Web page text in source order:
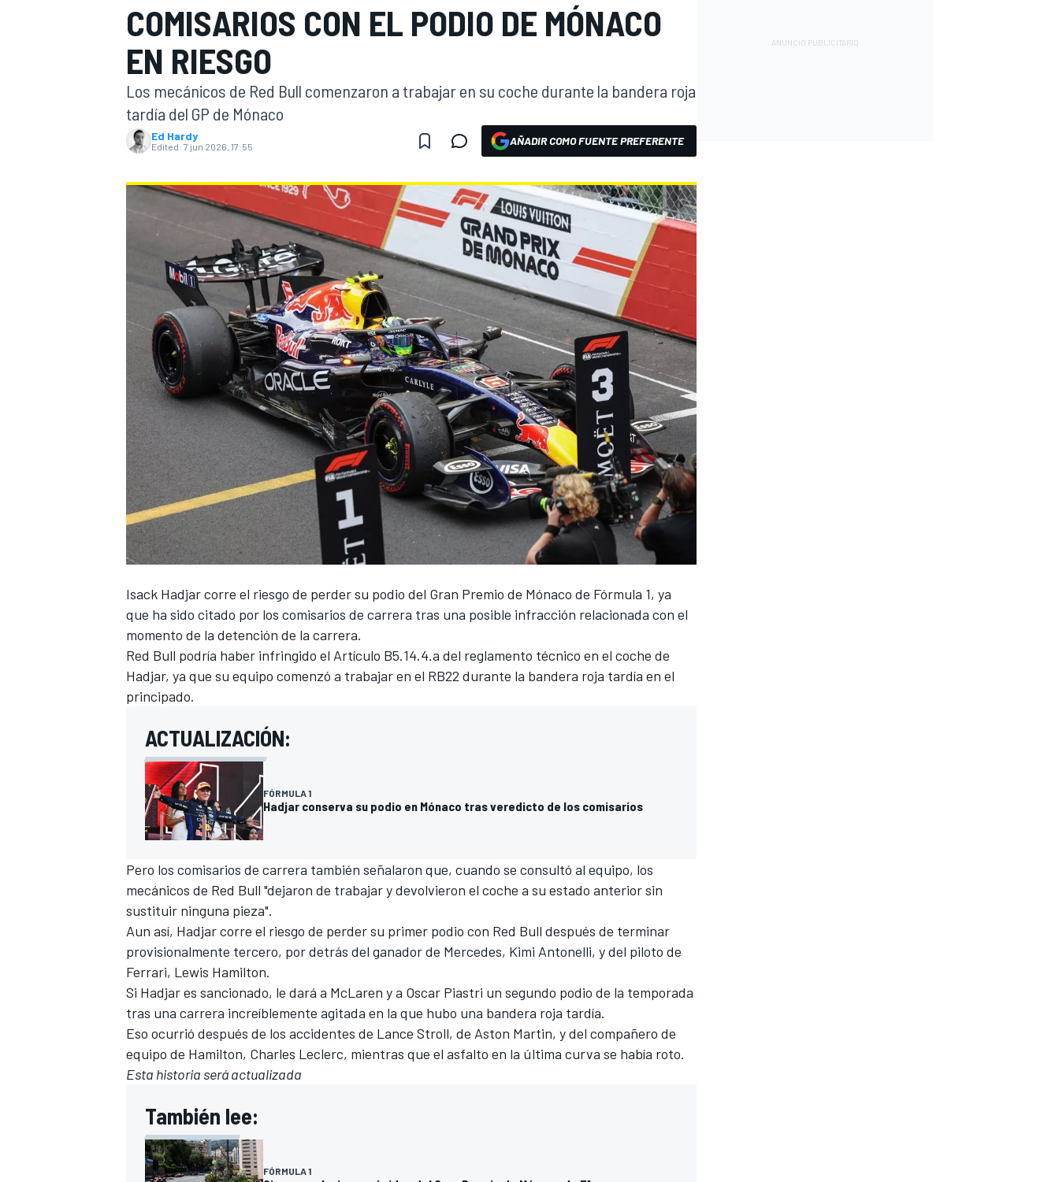
FÓRMULA E MOTO
MÁS
COMISARIOS CON EL PODIO DE MÓNACO
EN RIESGO
Los mecánicos de Red Bull comenzaron a trabajar en su coche durante la bandera roja
tardía del GP de Mónaco
Ed Hardy
Edited: 7 jun 2026, 17:55 AÑADIR COMO FUENTE PREFERENTE
Isack Hadjarcorre el riesgo de perder su podio del Gran Premio de Mónaco de Fórmula 1, ya
que ha sido citado por los comisarios de carrera tras una posible infracción relacionada con el
momento de la detención de la carrera.
Red Bull podría haber infringido el Artículo B5.14.4.a del reglamento técnico en el coche de
Hadjar, ya que su equipo comenzó a trabajar en el RB22 durante la bandera roja tardía en el
principado.
ACTUALIZACIÓN:
FÓRMULA 1
Hadjar conserva su podio en Mónaco tras veredicto de los comisarios
Pero los comisarios de carrera también señalaron que, cuando se consultó al equipo, los
mecánicos de Red Bull "dejaron de trabajar y devolvieron el coche a su estado anterior sin
sustituir ninguna pieza".
Aun así, Hadjar corre el riesgo de perder su primer podio con Red Bull después de terminar
provisionalmente tercero, por detrás del ganador de Mercedes, Kimi Antonelli, y del piloto de
Ferrari, Lewis Hamilton.
Si Hadjar es sancionado, le dará a McLaren y a Oscar Piastri un segundo podio de la temporada
tras una carrera increíblemente agitada en la que hubo una bandera roja tardía.
Eso ocurrió después de los accidentes de Lance Stroll, de Aston Martin, y del compañero de
equipo de Hamilton, Charles Leclerc, mientras que el asfalto en la última curva se había roto.
Esta historia será actualizada
También lee:
FÓRMULA 1